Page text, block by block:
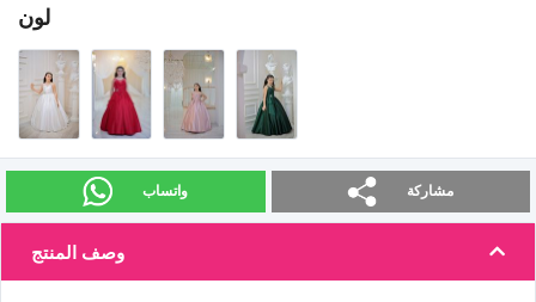
لون
واتساب مشاركة
وصف المنتج